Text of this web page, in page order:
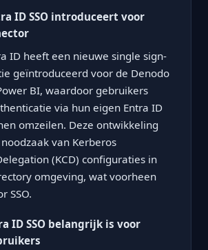
ID SSO introduceert voor
ID heeft een nieuwe single sign-
geïntroduceerd voor de Denodo
BI, waardoor gebruikers
via hun eigen Entra ID
omzeilen. Deze ontwikkeling
van Kerberos
(KCD) configuraties in
omgeving, wat voorheen
SSO.
ID SSO belangrijk is voor